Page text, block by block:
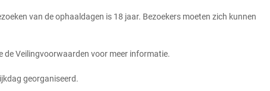
van de ophaaldagen is 18 jaar. Bezoekers moeten zich kunnen
de Veilingvoorwaarden voor meer informatie.
georganiseerd.